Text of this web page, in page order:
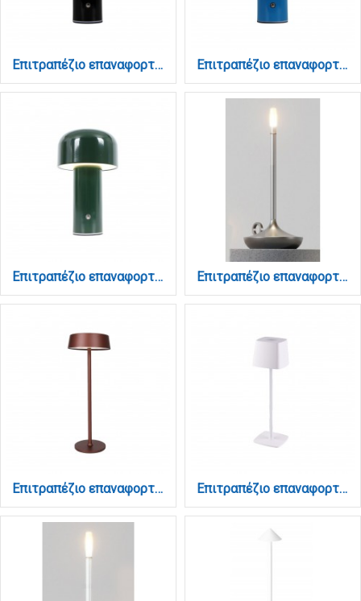
Επιτραπέζιο επαναφορτιζόμενο φωτιστικό 3000K σε μαύρη απόχρωση (3036-Black) Επιτραπέζιο επαναφορτιζόμενο φωτιστικό 3000K σε μπλέ απόχρωση (3036-Blue)
Επιτραπέζιο επαναφορτιζόμενο φωτιστικό 3000K σε πράσινη απόχρωση (3036-Green) Επιτραπέζιο επαναφορτιζόμενο φωτιστικό 3CCT σε ασημί απόχρωση (3067-silver)
Επιτραπέζιο επαναφορτιζόμενο φωτιστικό 3CCT σε καφέ απόχρωση (3030-Brown) Επιτραπέζιο επαναφορτιζόμενο φωτιστικό 3CCT σε λευκή απόχρωση (3058-White)